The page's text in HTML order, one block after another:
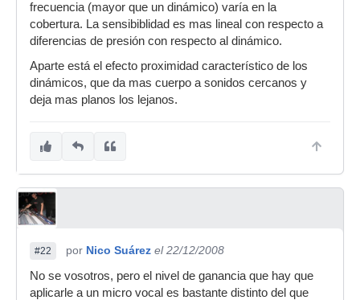
frecuencia (mayor que un dinámico) varía en la
cobertura. La sensibiblidad es mas lineal con respecto a
diferencias de presión con respecto al dinámico.
Aparte está el efecto proximidad característico de los
dinámicos, que da mas cuerpo a sonidos cercanos y
deja mas planos los lejanos.
#22 por Nico Suárez el 22/12/2008
No se vosotros, pero el nivel de ganancia que hay que
aplicarle a un micro vocal es bastante distinto del que